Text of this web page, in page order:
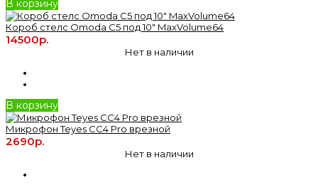
В корзину
Короб стелс Omoda C5 под 10" MaxVolume64
14500р.
Нет в наличии
В корзину
Микрофон Teyes CC4 Pro врезной
2690р.
Нет в наличии